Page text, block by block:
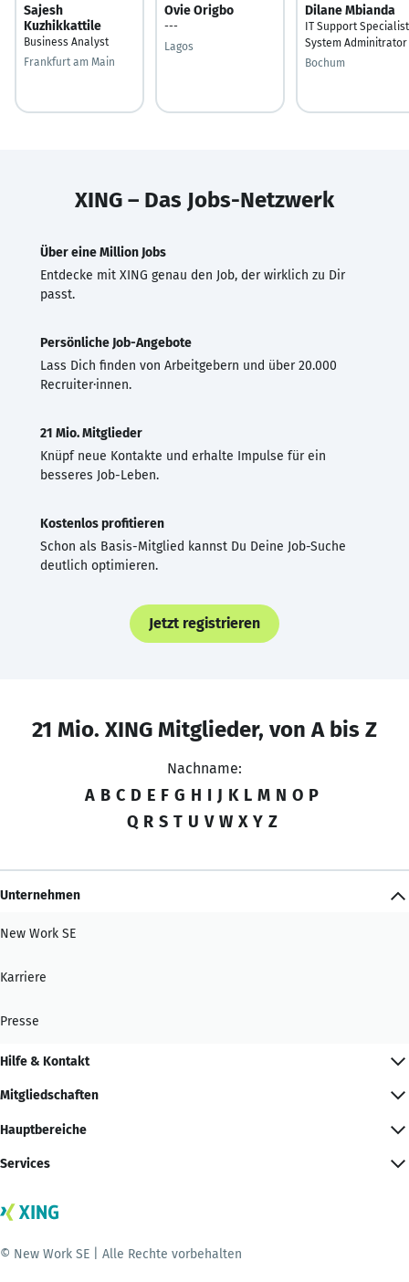
Sajesh
Kuzhikkattile
Business Analyst
Frankfurt am Main
Ovie Origbo
---
Lagos
Dilane Mbianda
IT Support
System Adminitrator
Bochum
XING – Das Jobs-Netzwerk
Über eine Million Jobs
Entdecke mit XING genau den Job, der wirklich zu Dir
passt.
Persönliche Job-Angebote
Lass Dich finden von Arbeitgebern und über 20.000
Recruiter·innen.
21 Mio. Mitglieder
Knüpf neue Kontakte und erhalte Impulse für ein
besseres Job-Leben.
Kostenlos profitieren
Schon als Basis-Mitglied kannst Du Deine Job-Suche
deutlich optimieren.
Jetzt registrieren
21 Mio. XING Mitglieder, von A bis Z
Nachname:
A B C D E F G H I J K L M N O P
Q R S T U V W X Y Z
Unternehmen
New Work SE
Karriere
Presse
Hilfe & Kontakt
Mitgliedschaften
Hauptbereiche
Services
© New Work SE | Alle Rechte vorbehalten